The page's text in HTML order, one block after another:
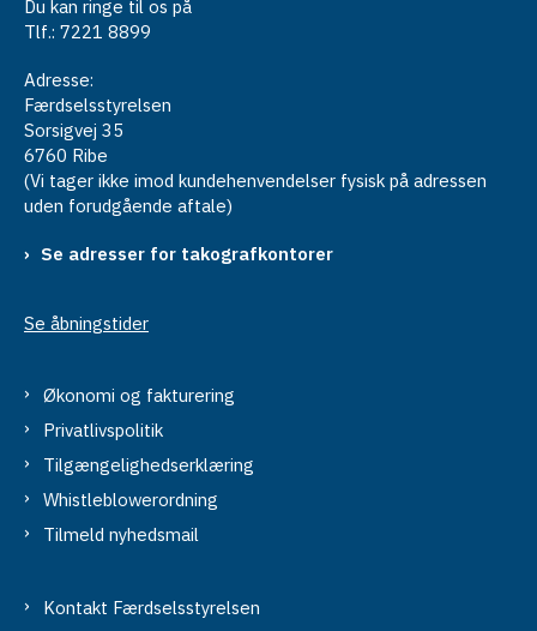
Du kan ringe til os på
Tlf.: 7221 8899
Adresse:
Færdselsstyrelsen
Sorsigvej 35
6760 Ribe
(Vi tager ikke imod kundehenvendelser fysisk på adressen
uden forudgående aftale)
Se adresser for takografkontorer
Se åbningstider
Økonomi og fakturering
Privatlivspolitik
Tilgængelighedserklæring
Whistleblowerordning
Tilmeld nyhedsmail
Kontakt Færdselsstyrelsen